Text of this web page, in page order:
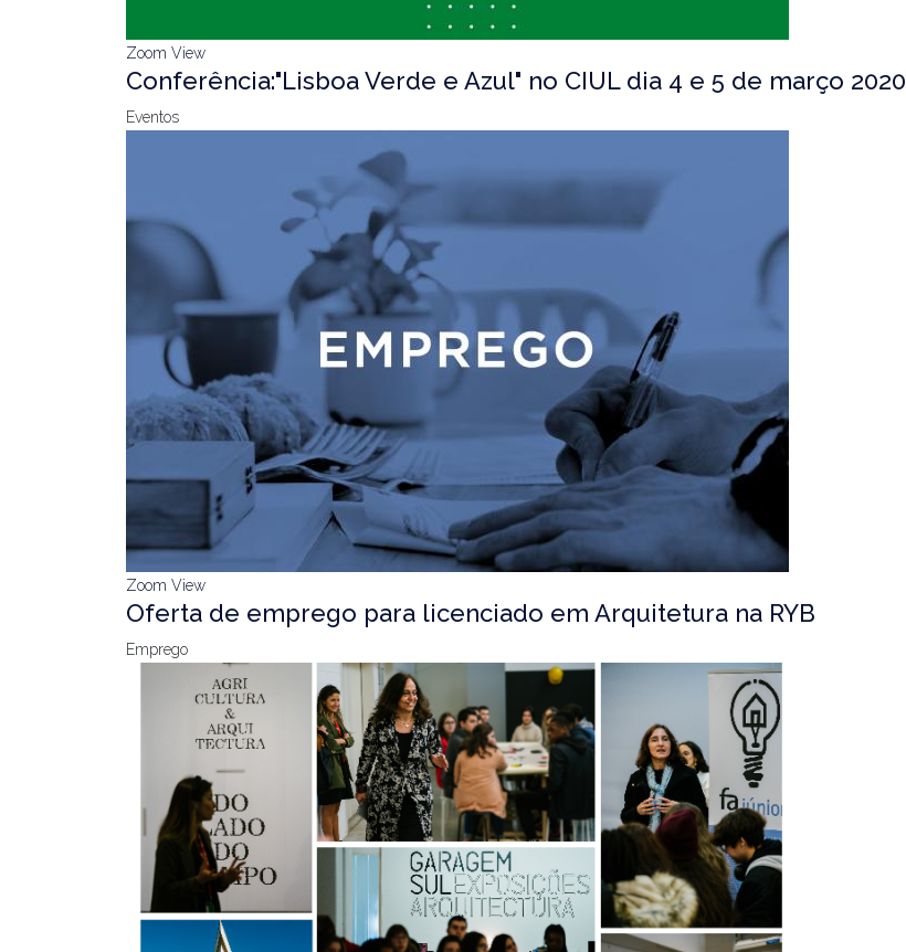
Zoom View
Conferência:"Lisboa Verde e Azul" no CIUL dia 4 e 5 de março 2020
Eventos
Zoom View
Oferta de emprego para licenciado em Arquitetura na RYB
Emprego